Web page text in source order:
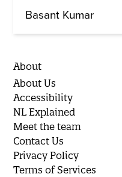
Basant Kumar
About
About Us
Accessibility
NL Explained
Meet the team
Contact Us
Privacy Policy
Terms of Services